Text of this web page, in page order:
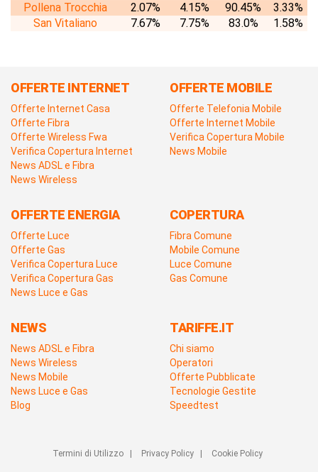
Pollena Trocchia
2.07% 4.15% 90.45%
3.33%
San Vitaliano
7.67% 7.75% 83.0% 1.58%
OFFERTE INTERNET
Offerte Internet Casa
Offerte Fibra
Offerte Wireless Fwa
Verifica Copertura Internet
News ADSL e Fibra
News Wireless
OFFERTE MOBILE
Offerte Telefonia Mobile
Offerte Internet Mobile
Verifica Copertura Mobile
News Mobile
OFFERTE ENERGIA
Offerte Luce
Offerte Gas
Verifica Copertura Luce
Verifica Copertura Gas
News Luce e Gas
COPERTURA
Fibra Comune
Mobile Comune
Luce Comune
Gas Comune
NEWS
News ADSL e Fibra
News Wireless
News Mobile
News Luce e Gas
Blog
TARIFFE.IT
Chi siamo
Operatori
Offerte Pubblicate
Tecnologie Gestite
Speedtest
Termini di Utilizzo| Privacy Policy| Cookie Policy